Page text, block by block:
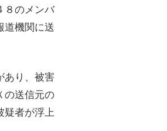
８のメンバ
道機関に送
あり、被害
の送信元の
疑者が浮上